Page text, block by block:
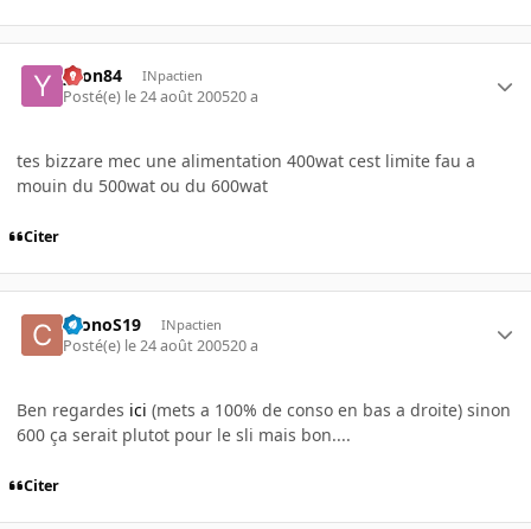
yvon84 INpactien
Posté(e) le 24 août 200520 a
tes bizzare mec une alimentation 400wat cest limite fau a
mouin du 500wat ou du 600wat
Citer
CronoS19 INpactien
Posté(e) le 24 août 200520 a
Ben regardes ici (mets a 100% de conso en bas a droite) sinon
600 ça serait plutot pour le sli mais bon....
Citer